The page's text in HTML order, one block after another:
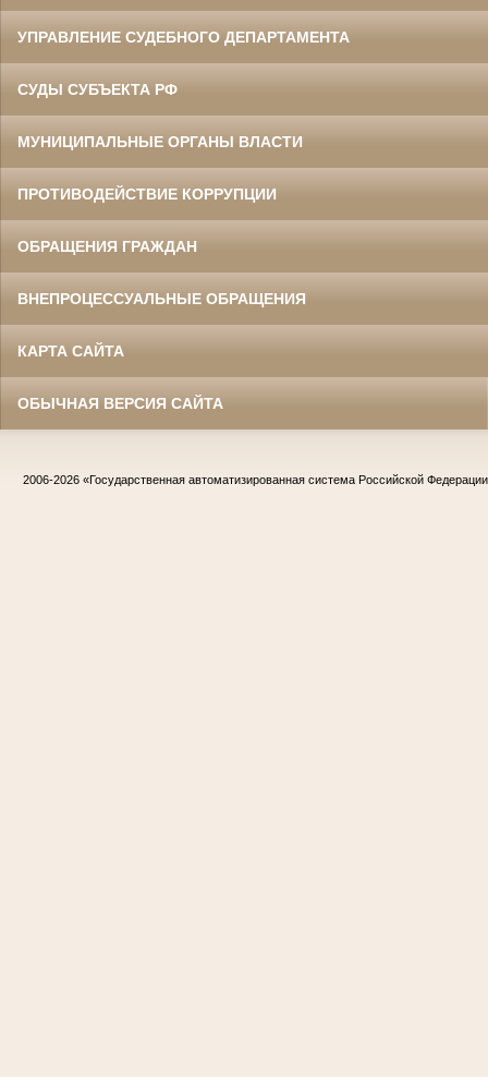
УПРАВЛЕНИЕ СУДЕБНОГО ДЕПАРТАМЕНТА
СУДЫ СУБЪЕКТА РФ
МУНИЦИПАЛЬНЫЕ ОРГАНЫ ВЛАСТИ
ПРОТИВОДЕЙСТВИЕ КОРРУПЦИИ
ОБРАЩЕНИЯ ГРАЖДАН
ВНЕПРОЦЕССУАЛЬНЫЕ ОБРАЩЕНИЯ
КАРТА САЙТА
ОБЫЧНАЯ ВЕРСИЯ САЙТА
2006-2026 «Государственная автоматизированная система Российской